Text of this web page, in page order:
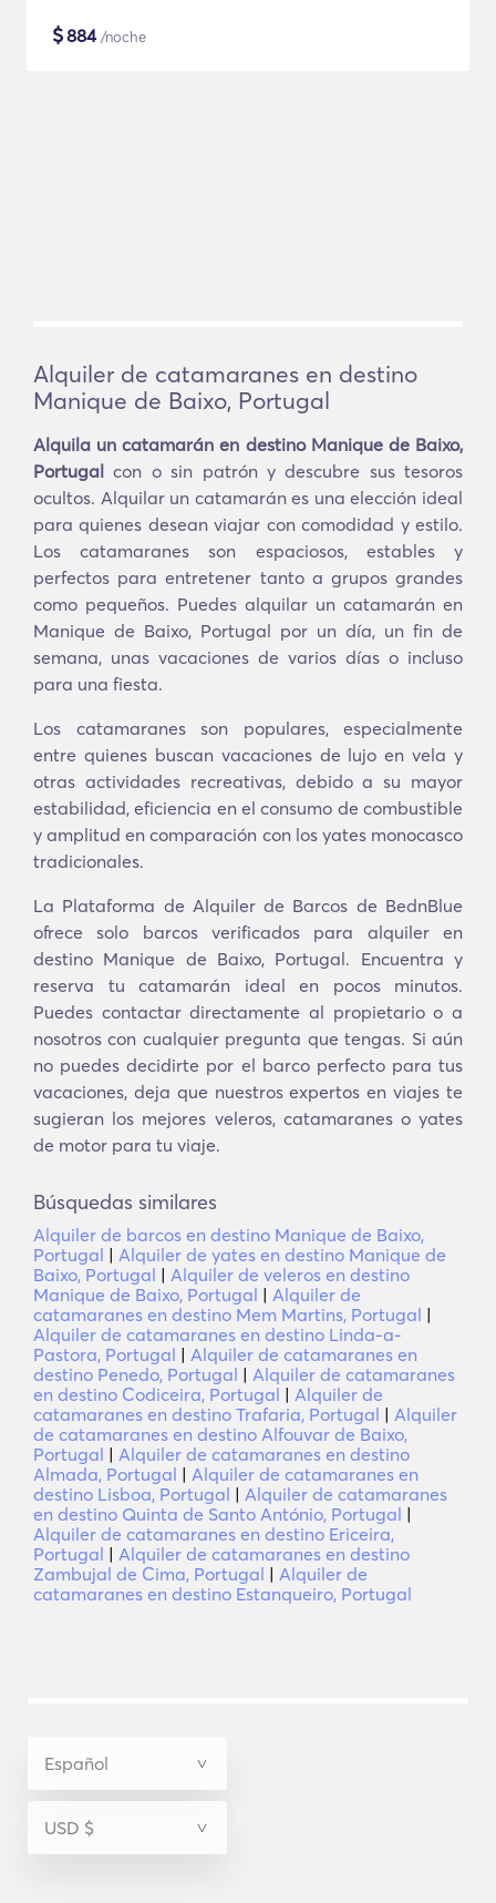
$884/noche
Alquiler de catamaranes en destino
Manique de Baixo, Portugal
Alquila un catamarán en destino Manique de Baixo,
Portugal con o sin patrón y descubre sus tesoros
ocultos. Alquilar un catamarán es una elección ideal
para quienes desean viajar con comodidad y estilo.
Los catamaranes son espaciosos, estables y
perfectos para entretener tanto a grupos grandes
como pequeños. Puedes alquilar un catamarán en
Manique de Baixo, Portugal por un día, un fin de
semana, unas vacaciones de varios días o incluso
para una fiesta.
Los catamaranes son populares, especialmente
entre quienes buscan vacaciones de lujo en vela y
otras actividades recreativas, debido a su mayor
estabilidad, eficiencia en el consumo de combustible
y amplitud en comparación con los yates monocasco
tradicionales.
La Plataforma de Alquiler de Barcos de BednBlue
ofrece solo barcos verificados para alquiler en
destino Manique de Baixo, Portugal. Encuentra y
reserva tu catamarán ideal en pocos minutos.
Puedes contactar directamente al propietario o a
nosotros con cualquier pregunta que tengas. Si aún
no puedes decidirte por el barco perfecto para tus
vacaciones, deja que nuestros expertos en viajes te
sugieran los mejores veleros, catamaranes o yates
de motor para tu viaje.
Búsquedas similares
Alquiler de barcos en destino Manique de Baixo,
Portugal | Alquiler de yates en destino Manique de
Baixo, Portugal | Alquiler de veleros en destino
Manique de Baixo, Portugal | Alquiler de
catamaranes en destino Mem Martins, Portugal |
Alquiler de catamaranes en destino Linda-a-
Pastora, Portugal | Alquiler de catamaranes en
destino Penedo, Portugal | Alquiler de catamaranes
en destino Codiceira, Portugal | Alquiler de
catamaranes en destino Trafaria, Portugal | Alquiler
de catamaranes en destino Alfouvar de Baixo,
Portugal | Alquiler de catamaranes en destino
Almada, Portugal | Alquiler de catamaranes en
destino Lisboa, Portugal | Alquiler de catamaranes
en destino Quinta de Santo António, Portugal |
Alquiler de catamaranes en destino Ericeira,
Portugal | Alquiler de catamaranes en destino
Zambujal de Cima, Portugal | Alquiler de
catamaranes en destino Estanqueiro, Portugal